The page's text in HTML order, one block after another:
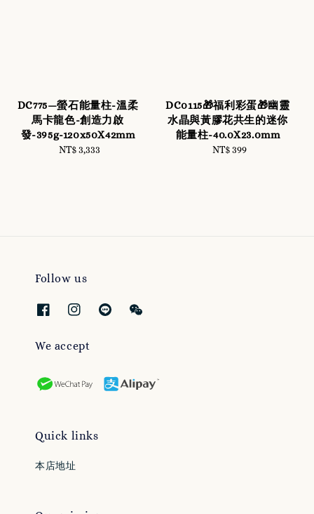
DC775—螢石能量柱-溫柔
馬卡龍色-創造力啟
發-395g-120x50X42mm
Regular
NT$ 3,333
DC0115🎁福利彩蛋🎁幽靈
水晶與黃膠花共生的迷你
能量柱-40.0X23.0mm
Regular
NT$ 399
Follow us
We accept
Quick links
本店地址